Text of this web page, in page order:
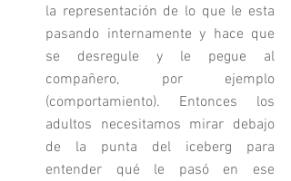
la representación de lo que le esta
pasando internamente y hace que
se desregule y le pegue al
compañero, por ejemplo
(comportamiento). Entonces los
adultos necesitamos mirar debajo
de la punta del iceberg para
entender qué le pasó en ese